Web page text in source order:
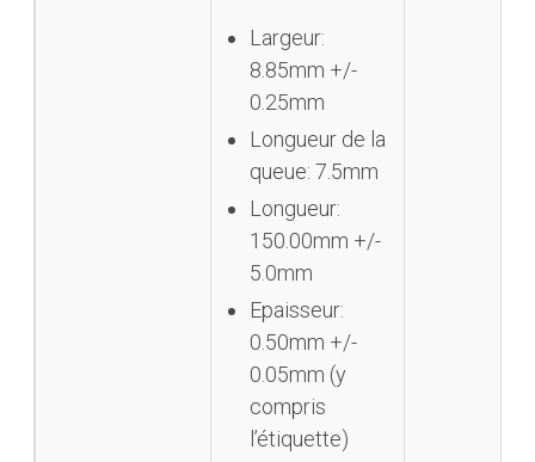
Largeur:
8.85mm +/-
0.25mm
Longueur de la
queue: 7.5mm
Longueur:
150.00mm +/-
5.0mm
Epaisseur:
0.50mm +/-
0.05mm (y
compris
l’étiquette)